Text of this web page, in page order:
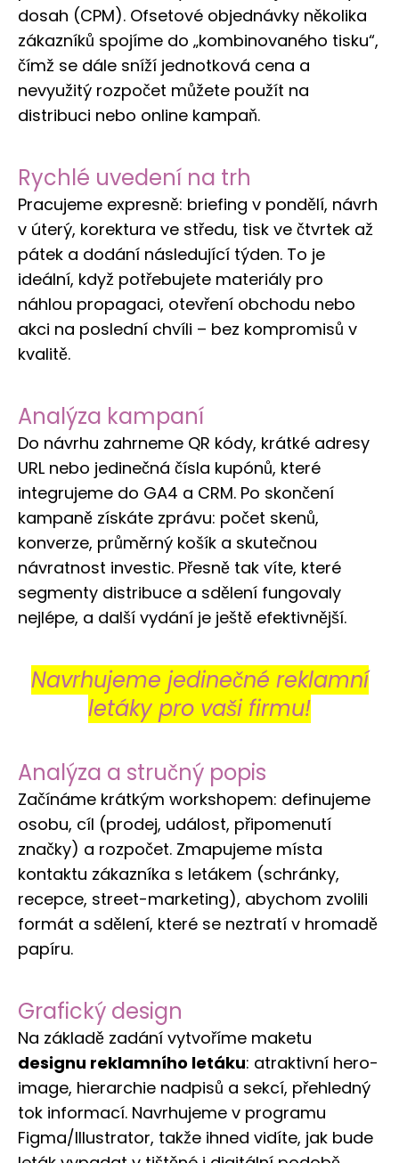
dosah (CPM). Ofsetové objednávky několika
zákazníků spojíme do „kombinovaného tisku“,
čímž se dále sníží jednotková cena a
nevyužitý rozpočet můžete použít na
distribuci nebo online kampaň.
Rychlé uvedení na trh
Pracujeme expresně: briefing v pondělí, návrh
v úterý, korektura ve středu, tisk ve čtvrtek až
pátek a dodání následující týden. To je
ideální, když potřebujete materiály pro
náhlou propagaci, otevření obchodu nebo
akci na poslední chvíli – bez kompromisů v
kvalitě.
Analýza kampaní
Do návrhu zahrneme QR kódy, krátké adresy
URL nebo jedinečná čísla kupónů, které
integrujeme do GA4 a CRM. Po skončení
kampaně získáte zprávu: počet skenů,
konverze, průměrný košík a skutečnou
návratnost investic. Přesně tak víte, které
segmenty distribuce a sdělení fungovaly
nejlépe, a další vydání je ještě efektivnější.
Navrhujeme jedinečné reklamní
letáky pro vaši firmu!
Analýza a stručný popis
Začínáme krátkým workshopem: definujeme
osobu, cíl (prodej, událost, připomenutí
značky) a rozpočet. Zmapujeme místa
kontaktu zákazníka s letákem (schránky,
recepce, street-marketing), abychom zvolili
formát a sdělení, které se neztratí v hromadě
papíru.
Grafický design
Na základě zadání vytvoříme maketu
designu reklamního letáku: atraktivní hero-
image, hierarchie nadpisů a sekcí, přehledný
tok informací. Navrhujeme v programu
Figma/Illustrator, takže ihned vidíte, jak bude